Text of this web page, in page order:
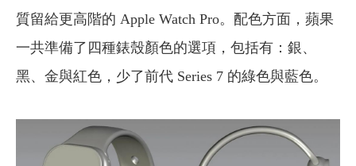
質留給更高階的 Apple Watch Pro。配色方面，蘋果
一共準備了四種錶殼顏色的選項，包括有：銀、
黑、金與紅色，少了前代 Series 7 的綠色與藍色。